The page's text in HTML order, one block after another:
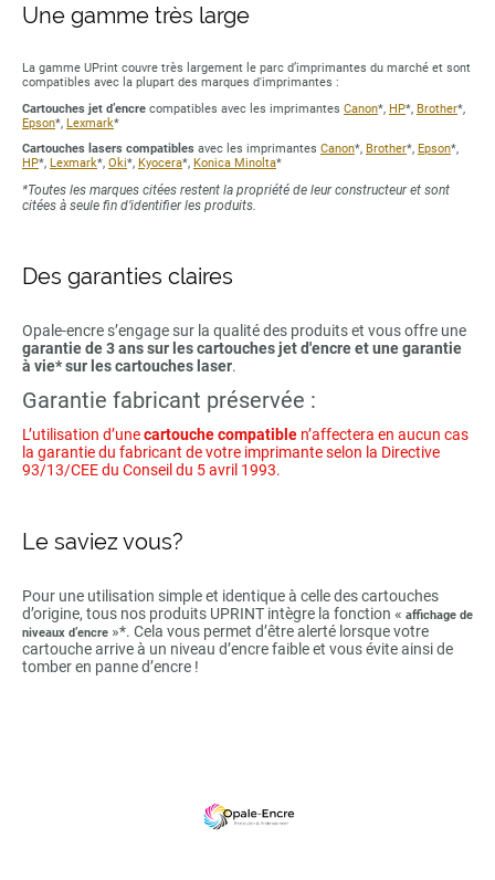
Une gamme très large
La gamme UPrint couvre très largement le parc d’imprimantes du marché et sont
compatibles avec la plupart des marques d'imprimantes :
Cartouches jet d’encre compatibles avec les imprimantes Canon*, HP*, Brother*,
Epson*, Lexmark*
Cartouches lasers compatibles avec les imprimantes Canon*, Brother*, Epson*,
HP*, Lexmark*, Oki*, Kyocera*, Konica Minolta*
*Toutes les marques citées restent la propriété de leur constructeur et sont
citées à seule fin d’identifier les produits.
Des garanties claires
Opale-encre s’engage sur la qualité des produits et vous offre une
garantie de 3 ans sur les cartouches jet d'encre et une garantie
à vie* sur les cartouches laser.
Garantie fabricant préservée :
L’utilisation d’unecartouche compatible n’affectera en aucun cas
la garantie du fabricant de votre imprimante selon la Directive
93/13/CEE du Conseil du 5 avril 1993.
Le saviez vous?
Pour une utilisation simple et identique à celle des cartouches
d’origine, tous nos produits UPRINT intègre la fonction « affichage de
niveaux d’encre »*. Cela vous permet d’être alerté lorsque votre
cartouche arrive à un niveau d’encre faible et vous évite ainsi de
tomber en panne d’encre !